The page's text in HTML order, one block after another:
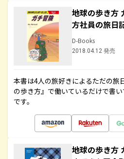
地球の歩き方
方社員の旅日
D-Books
2018.04.12 発売
本書は4人の旅好きによるただの旅
の歩き方』で働いているだけで書
です。
地球の歩き方